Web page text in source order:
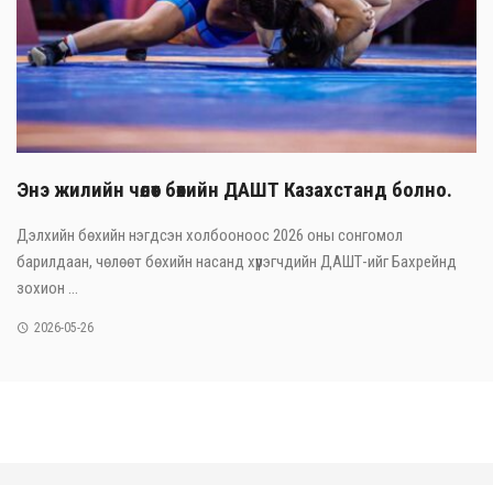
Энэ жилийн чөлөөт бөхийн ДАШТ Казахстанд болно.
Дэлхийн бөхийн нэгдсэн холбооноос 2026 оны сонгомол
барилдаан, чөлөөт бөхийн насанд хүрэгчдийн ДАШТ-ийг Бахрейнд
зохион ...
2026-05-26